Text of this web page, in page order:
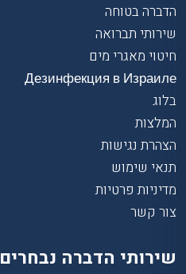
הדברה בטוחה
שירותי תברואה
חיטוי מאגרי מים
Дезинфекция в Израиле
בלוג
המלצות
הצהרת נגישות
תנאי שימוש
מדיניות פרטיות
צור קשר
שירותי הדברה נבחרים